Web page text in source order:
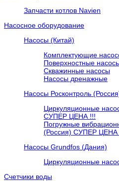
Запчасти котлов Navien
Насосное оборудование
Насосы (Китай)
Комплектующие
Поверхностные
Скважинные насосы
Насосы дренажные
Насосы Росконтроль
Циркуляционные
СУПЕР ЦЕНА !!!
Погружные
(Россия) СУПЕР ЦЕНА
Насосы Grundfos (Дания)
Циркуляционные
Счетчики воды